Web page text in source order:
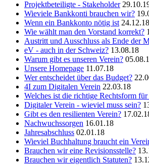
Projektbeteiligte - Stakeholder
Wieviele Bankkonti brauchen wir?
Wenn ein Bankkonto nötig ist 24.12.18
Wie wählt man den Vorstand korrekt?
Austritt und Ausschluss als Ende der
eV - auch in der Schweiz? 13.08.18
Warum gibt es unseren Verein?
Unsere Homepage 11.07.18
Wer entscheidet über das Budget?
4I zum Digitalen Verein 22.03.18
Welches ist die richtige Rechtsform
Digitaler Verein - wieviel muss sein?
Gibt es den resilienten Verein?
Nachwuchssorgen 16.01.18
Jahresabschluss 02.01.18
Wieviel Buchhaltung braucht ein
Brauchen wir eine Revisionsstelle?
Brauchen wir eigentlich Statuten?